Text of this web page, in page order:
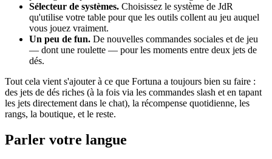
Sélecteur de systèmes. Choisissez le système de JdR
qu'utilise votre table pour que les outils collent au jeu auquel
vous jouez vraiment.
Un peu de fun. De nouvelles commandes sociales et de jeu
— dont une roulette — pour les moments entre deux jets de
dés.
Tout cela vient s'ajouter à ce que Fortuna a toujours bien su faire :
des jets de dés riches (à la fois via les commandes slash et en tapant
les jets directement dans le chat), la récompense quotidienne, les
rangs, la boutique, et le reste.
Parler votre langue